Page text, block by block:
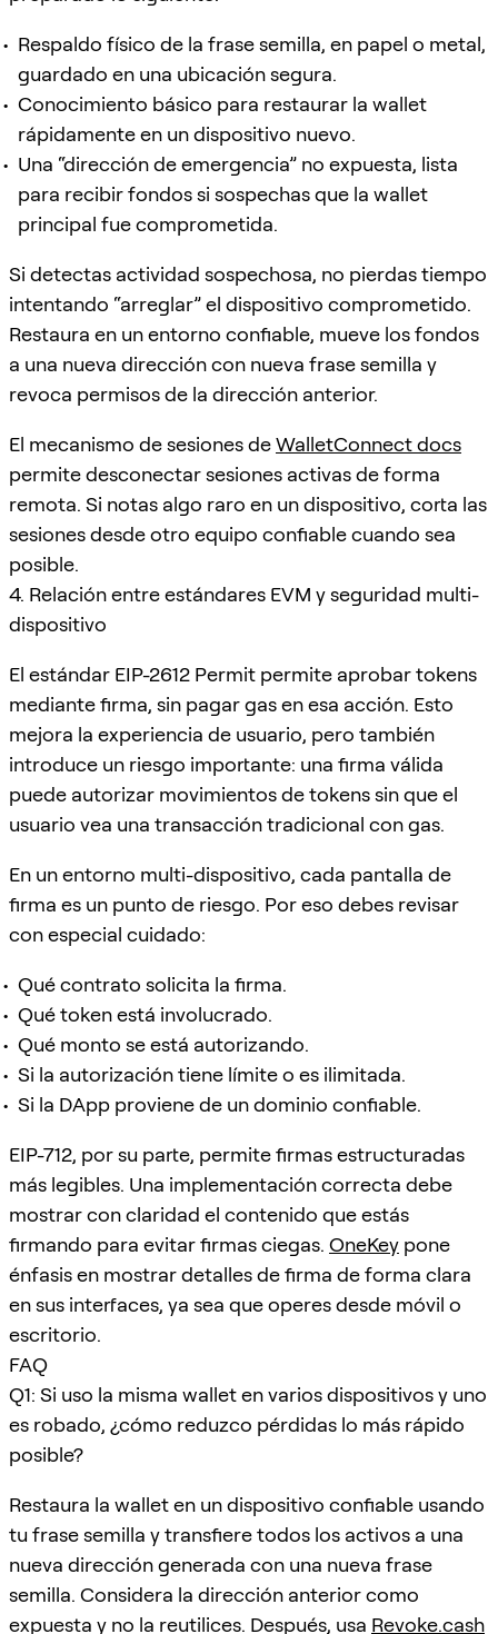
Respaldo físico de la frase semilla, en papel o metal,
guardado en una ubicación segura.
Conocimiento básico para restaurar la wallet
rápidamente en un dispositivo nuevo.
Una “dirección de emergencia” no expuesta, lista
para recibir fondos si sospechas que la wallet
principal fue comprometida.
Si detectas actividad sospechosa, no pierdas tiempo
intentando “arreglar” el dispositivo comprometido.
Restaura en un entorno confiable, mueve los fondos
a una nueva dirección con nueva frase semilla y
revoca permisos de la dirección anterior.
El mecanismo de sesiones deWalletConnect docs
permite desconectar sesiones activas de forma
remota. Si notas algo raro en un dispositivo, corta las
sesiones desde otro equipo confiable cuando sea
posible.
4. Relación entre estándares EVM y seguridad multi-
dispositivo
El estándar EIP-2612 Permit permite aprobar tokens
mediante firma, sin pagar gas en esa acción. Esto
mejora la experiencia de usuario, pero también
introduce un riesgo importante: una firma válida
puede autorizar movimientos de tokens sin que el
usuario vea una transacción tradicional con gas.
En un entorno multi-dispositivo, cada pantalla de
firma es un punto de riesgo. Por eso debes revisar
con especial cuidado:
Qué contrato solicita la firma.
Qué token está involucrado.
Qué monto se está autorizando.
Si la autorización tiene límite o es ilimitada.
Si la DApp proviene de un dominio confiable.
EIP-712, por su parte, permite firmas estructuradas
más legibles. Una implementación correcta debe
mostrar con claridad el contenido que estás
firmando para evitar firmas ciegas. OneKey pone
énfasis en mostrar detalles de firma de forma clara
en sus interfaces, ya sea que operes desde móvil o
escritorio.
FAQ
Q1: Si uso la misma wallet en varios dispositivos y uno
es robado, ¿cómo reduzco pérdidas lo más rápido
posible?
Restaura la wallet en un dispositivo confiable usando
tu frase semilla y transfiere todos los activos a una
nueva dirección generada con una nueva frase
semilla. Considera la dirección anterior como
expuesta y no la reutilices. Después, usa Revoke.cash